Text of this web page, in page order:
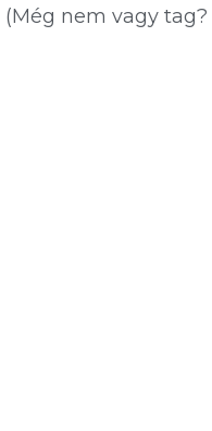
(Még nem vagy tag?